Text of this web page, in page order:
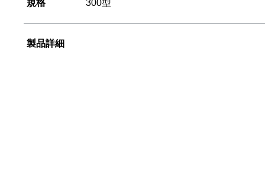
規格 300型
製品詳細